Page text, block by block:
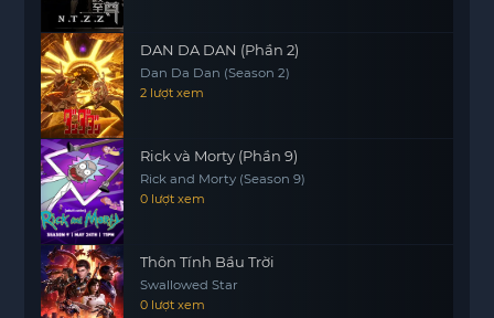
DAN DA DAN (Phần 2)
Dan Da Dan (Season 2)
2 lượt xem
Rick và Morty (Phần 9)
Rick and Morty (Season 9)
0 lượt xem
Thôn Tính Bầu Trời
Swallowed Star
0 lượt xem